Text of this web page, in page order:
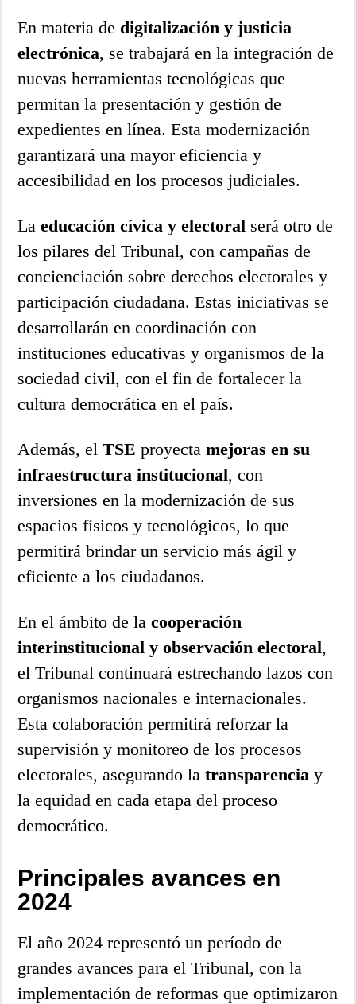
En materia de digitalización y justicia
electrónica, se trabajará en la integración de
nuevas herramientas tecnológicas que
permitan la presentación y gestión de
expedientes en línea. Esta modernización
garantizará una mayor eficiencia y
accesibilidad en los procesos judiciales.
Laeducación cívica y electoral será otro de
los pilares del Tribunal, con campañas de
concienciación sobre derechos electorales y
participación ciudadana. Estas iniciativas se
desarrollarán en coordinación con
instituciones educativas y organismos de la
sociedad civil, con el fin de fortalecer la
cultura democrática en el país.
Además, elTSE proyectamejoras en su
infraestructura institucional, con
inversiones en la modernización de sus
espacios físicos y tecnológicos, lo que
permitirá brindar un servicio más ágil y
eficiente a los ciudadanos.
En el ámbito de lacooperación
interinstitucional y observación electoral,
el Tribunal continuará estrechando lazos con
organismos nacionales e internacionales.
Esta colaboración permitirá reforzar la
supervisión y monitoreo de los procesos
electorales, asegurando latransparencia y
la equidad en cada etapa del proceso
democrático.
Principales avances en
2024
El año 2024 representó un período de
grandes avances para el Tribunal, con la
implementación de reformas que optimizaron